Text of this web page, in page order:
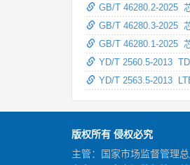
GB/T 46280.2-2025
GB/T 46280.3-2025
GB/T 46280.1-2025
YD/T 2560.5-2013
YD/T 2563.5-2013
版权所有 侵权必究
主管：国家市场监督管理